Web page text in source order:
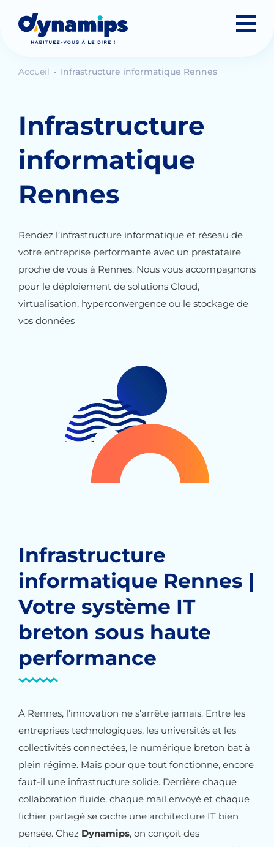
Accueil Infrastructure informatique Rennes
Infrastructure
informatique
Rennes
Rendez l’infrastructure informatique et réseau de
votre entreprise performante avec un prestataire
proche de vous à Rennes. Nous vous accompagnons
pour le déploiement de solutions Cloud,
virtualisation, hyperconvergence ou le stockage de
vos données
Infrastructure
informatique Rennes |
Votre système IT
breton sous haute
performance
À Rennes, l’innovation ne s’arrête jamais. Entre les
entreprises technologiques, les universités et les
collectivités connectées, le numérique breton bat à
plein régime. Mais pour que tout fonctionne, encore
faut-il une infrastructure solide. Derrière chaque
collaboration fluide, chaque mail envoyé et chaque
fichier partagé se cache une architecture IT bien
pensée. Chez Dynamips, on conçoit des